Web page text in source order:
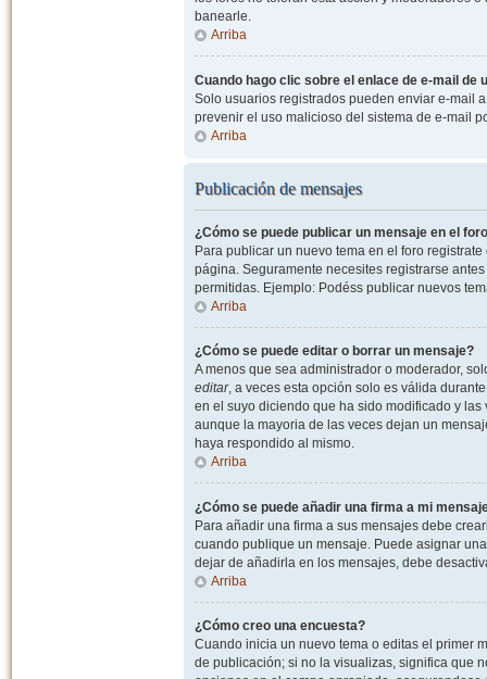
banearle.
Arriba
Cuando hago clic sobre el enlace de e-mail de
Solo usuarios registrados pueden enviar e-mail
prevenir el uso malicioso del sistema de e-mail
Arriba
Publicación de mensajes
¿Cómo se puede publicar un mensaje en el
Para publicar un nuevo tema en el foro
página. Seguramente necesites registrarse
permitidas. Ejemplo: Podéss publicar nuevos
Arriba
¿Cómo se puede editar o borrar un mensaje?
A menos que sea administrador o moderador,
editar, a veces esta opción solo es válida
en el suyo diciendo que ha sido modificado y
aunque la mayoria de las veces dejan un
haya respondido al mismo.
Arriba
¿Cómo se puede añadir una firma a mi
Para añadir una firma a sus mensajes debe
cuando publique un mensaje. Puede asignar
dejar de añadirla en los mensajes, debe
Arriba
¿Cómo creo una encuesta?
Cuando inicia un nuevo tema o editas el primer
de publicación; si no la visualizas, significa que